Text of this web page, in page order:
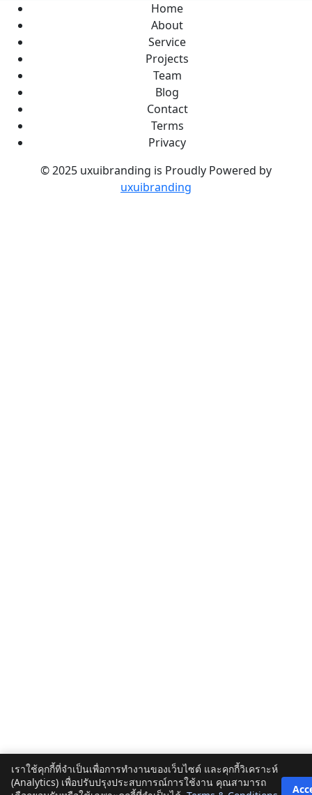
เราใช้คุกกี้ที่จำเป็นเพื่อการทำงานของเว็บไซต์ และคุกกี้วิเคราะห์
(Analytics) เพื่อปรับปรุงประสบการณ์การใช้งาน คุณสามารถ
Home
About
Service
Projects
Team
Blog
Contact
Terms
Privacy
© 2025 uxuibranding is Proudly Powered by
uxuibranding